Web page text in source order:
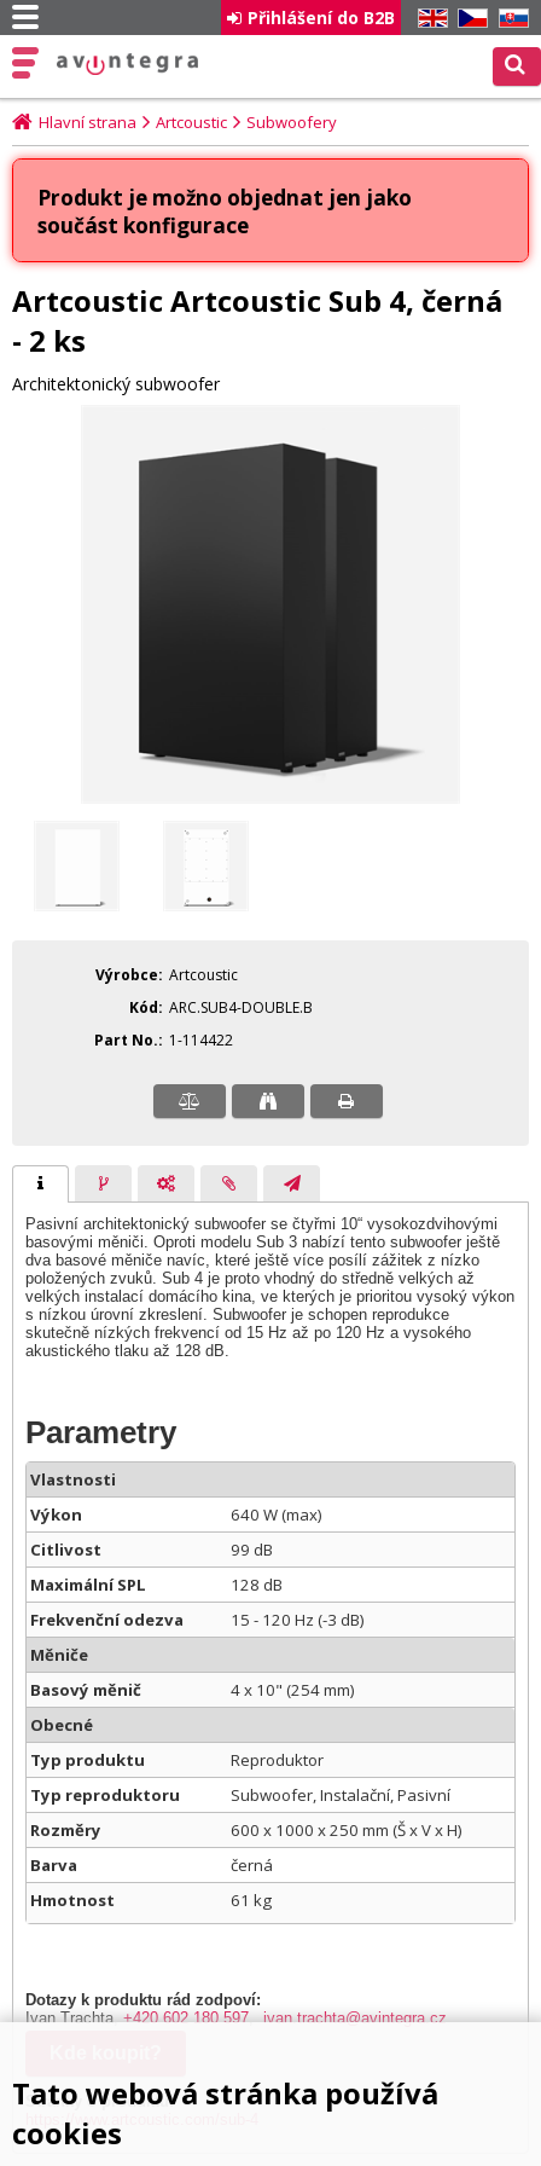
EN CZ SK
Přihlášení do B2B
Hlavní strana Artcoustic Subwoofery
Produkt je možno objednat jen jako
součást konfigurace
Artcoustic Artcoustic Sub 4, černá
- 2 ks
Architektonický subwoofer
Výrobce Artcoustic
Kód ARC.SUB4-DOUBLE.B
Part No.
1-114422
Pasivní architektonický subwoofer se čtyřmi 10“ vysokozdvihovými
basovými měniči. Oproti modelu Sub 3 nabízí tento subwoofer ještě
dva basové měniče navíc, které ještě více posílí zážitek z nízko
položených zvuků. Sub 4 je proto vhodný do středně velkých až
velkých instalací domácího kina, ve kterých je prioritou vysoký výkon
s nízkou úrovní zkreslení. Subwoofer je schopen reprodukce
skutečně nízkých frekvencí od 15 Hz až po 120 Hz a vysokého
akustického tlaku až 128 dB.
Parametry
Vlastnosti
Výkon
640 W (max)
Citlivost
99 dB
Maximální SPL
128 dB
Frekvenční odezva
15 - 120 Hz (-3 dB)
Měniče
Basový měnič
4 x 10" (254 mm)
Obecné
Typ produktu
Reproduktor
Typ reproduktoru
Subwoofer, Instalační, Pasivní
Rozměry
600 x 1000 x 250 mm (Š x V x H)
Barva
černá
Hmotnost
61 kg
Dotazy k produktu rád zodpoví:
Ivan Trachta,+420 602 180 597,ivan.trachta@avintegra.cz
Stránky o produktu:
https://www.artcoustic.com/sub-4
Tato webová stránka používá
cookies